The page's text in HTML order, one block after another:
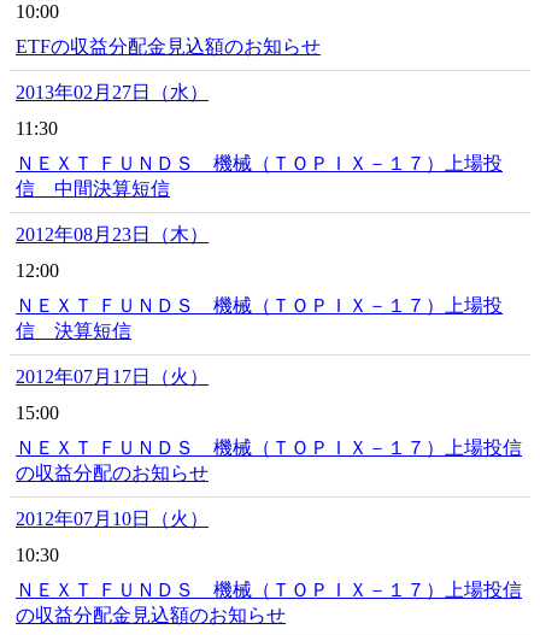
10:00
ETFの収益分配金見込額のお知らせ
2013年02月27日（水）
11:30
ＮＥＸＴ ＦＵＮＤＳ 機械（ＴＯＰＩＸ－１７）上場投
信 中間決算短信
2012年08月23日（木）
12:00
ＮＥＸＴ ＦＵＮＤＳ 機械（ＴＯＰＩＸ－１７）上場投
信 決算短信
2012年07月17日（火）
15:00
ＮＥＸＴ ＦＵＮＤＳ 機械（ＴＯＰＩＸ－１７）上場投信
の収益分配のお知らせ
2012年07月10日（火）
10:30
ＮＥＸＴ ＦＵＮＤＳ 機械（ＴＯＰＩＸ－１７）上場投信
の収益分配金見込額のお知らせ